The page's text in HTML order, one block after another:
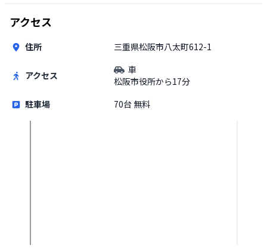
アクセス
住所 三重県松阪市八太町612-1
アクセス
車
松阪市役所から17分
駐車場
70台 無料